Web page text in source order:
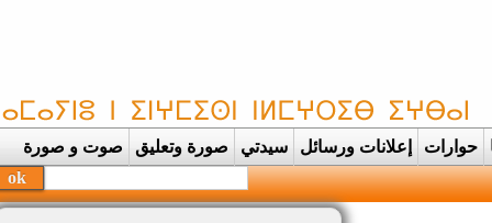
حوارات إعلانات ورسائل سيدتي صورة وتعليق صوت و صورة